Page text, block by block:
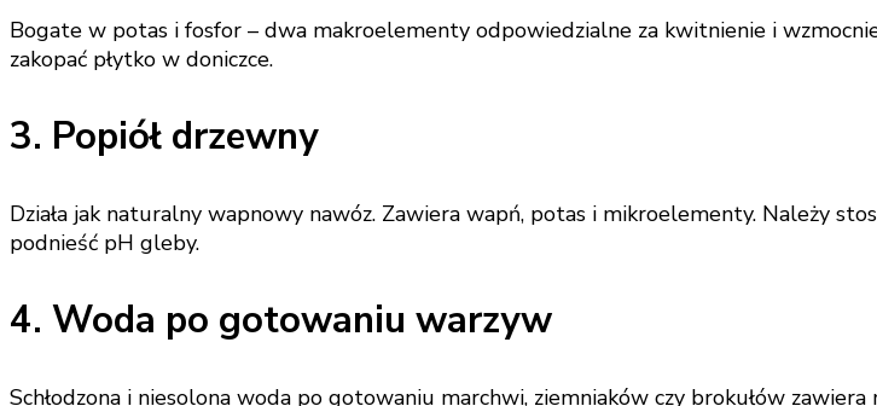
Bogate w potas i fosfor – dwa makroelementy odpowiedzialne za kwitnienie i
zakopać płytko w doniczce.
3. Popiół drzewny
Działa jak naturalny wapnowy nawóz. Zawiera wapń, potas i mikroelementy. Należy
podnieść pH gleby.
4. Woda po gotowaniu warzyw
Schłodzona i niesolona woda po gotowaniu marchwi, ziemniaków czy brokułów